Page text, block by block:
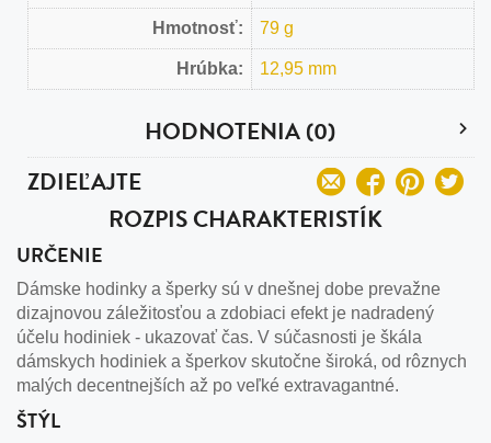
Hmotnosť: 79 g
Hrúbka: 12,95 mm
HODNOTENIA (0)
ZDIEĽAJTE
ROZPIS CHARAKTERISTÍK
URČENIE
Dámske hodinky a šperky sú v dnešnej dobe prevažne
dizajnovou záležitosťou a zdobiaci efekt je nadradený
účelu hodiniek - ukazovať čas. V súčasnosti je škála
dámskych hodiniek a šperkov skutočne široká, od rôznych
malých decentnejších až po veľké extravagantné.
ŠTÝL